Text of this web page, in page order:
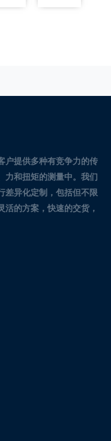
户提供多种有竞争力的传
和扭矩的测量中。 我们
差异化定制，包括但不限
的方案，快速的交货，